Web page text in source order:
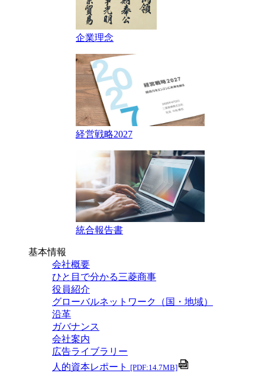
企業理念
経営戦略2027
統合報告書
基本情報
会社概要
ひと目で分かる三菱商事
役員紹介
グローバルネットワーク（国・地域）
沿革
ガバナンス
会社案内
広告ライブラリー
人的資本レポート [PDF:14.7MB]